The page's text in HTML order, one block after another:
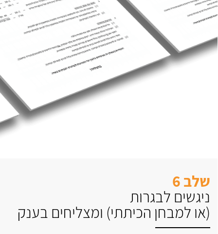
שלב 6
ניגשים לבגרות
(או למבחן הכיתתי) ומצליחים בענק